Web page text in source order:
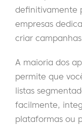
definitivamente
empresas
criar
A maioria dos
permite que
listas
facilmente,
plataformas ou